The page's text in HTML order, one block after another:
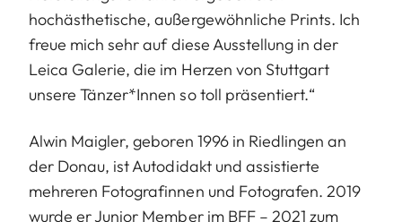
hochästhetische, außergewöhnliche Prints. Ich
freue mich sehr auf diese Ausstellung in der
Leica Galerie, die im Herzen von Stuttgart
unsere Tänzer*Innen so toll präsentiert.“
Alwin Maigler, geboren 1996 in Riedlingen an
der Donau, ist Autodidakt und assistierte
mehreren Fotografinnen und Fotografen. 2019
wurde er Junior Member im BFF – 2021 zum